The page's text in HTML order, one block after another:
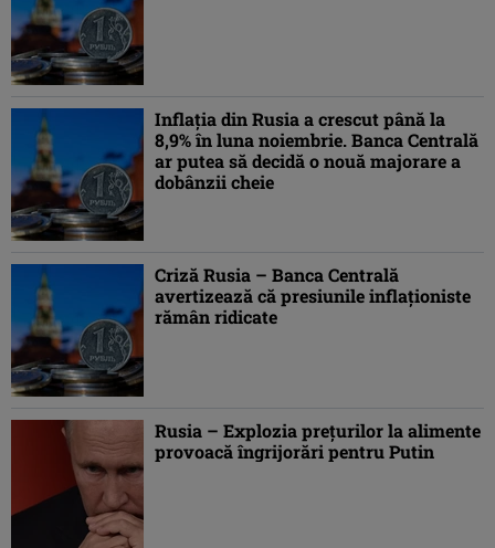
Inflația din Rusia a crescut până la
8,9% în luna noiembrie. Banca Centrală
ar putea să decidă o nouă majorare a
dobânzii cheie
Criză Rusia – Banca Centrală
avertizează că presiunile inflaţioniste
rămân ridicate
Rusia – Explozia preţurilor la alimente
provoacă îngrijorări pentru Putin